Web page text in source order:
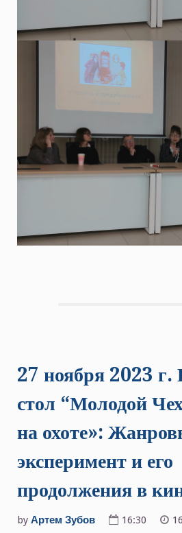
27 ноября 2023
стол “Молодой
на охоте»:
эксперимент и его
продолжения в
by Артем Зубов 16:30